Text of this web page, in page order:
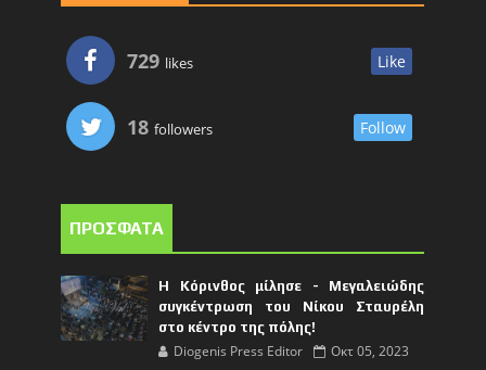
729 likes Like
18 followers Follow
ΠΡΟΣΦΑΤΑ
Η Κόρινθος μίλησε - Μεγαλειώδης
συγκέντρωση του Νίκου Σταυρέλη
στο κέντρο της πόλης!
Diogenis Press Editor Οκτ 05, 2023